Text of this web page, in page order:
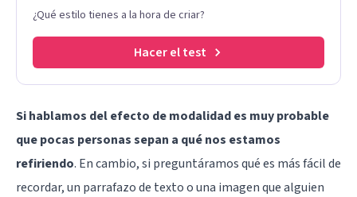
¿Qué estilo tienes a la hora de criar?
Hacer el test
Si hablamos del efecto de modalidad es muy probable
que pocas personas sepan a qué nos estamos
refiriendo. En cambio, si preguntáramos qué es más fácil de
recordar, un parrafazo de texto o una imagen que alguien